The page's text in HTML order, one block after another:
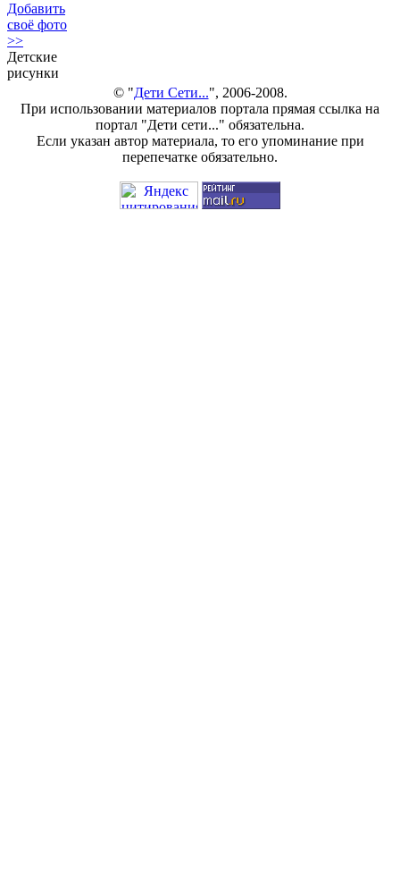
Добавить
своё фото
>>
Детские
рисунки
© "Дети Сети...", 2006-2008.
При использовании материалов портала прямая ссылка на
портал "Дети сети..." обязательна.
Если указан автор материала, то его упоминание при
перепечатке обязательно.